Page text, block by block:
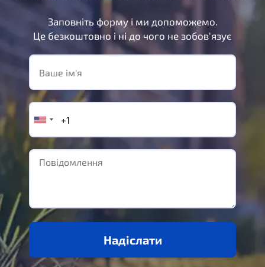
Заповніть форму і ми допоможемо.
Це безкоштовно і ні до чого не зобов'язує
Надіслати